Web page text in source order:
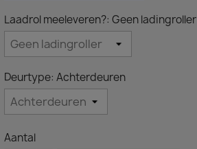
Laadrol meeleveren?: Geen ladingroller
Deurtype: Achterdeuren
Aantal